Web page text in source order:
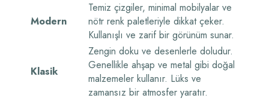
Modern
Temiz çizgiler, minimal mobilyalar ve
nötr renk paletleriyle dikkat çeker.
Kullanışlı ve zarif bir görünüm sunar.
Klasik
Zengin doku ve desenlerle doludur.
Genellikle ahşap ve metal gibi doğal
malzemeler kullanır. Lüks ve
zamansız bir atmosfer yaratır.